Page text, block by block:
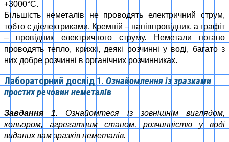
+3000°С.
Більшість неметалів не проводять електричний струм,
тобто є діелектриками. Кремній – напівпровідник, а графіт
– провідник електричного струму. Неметали погано
проводять тепло, крихкі, деякі розчинні у воді, багато з
них добре розчинні в органічних розчинниках.
Лабораторний дослід 1. Ознайомлення із зразками
простих речовин неметалів
Завдання 1. Ознайомтеся із зовнішнім виглядом,
кольором, агрегатним станом, розчинністю у воді
виданих вам зразків неметалів.